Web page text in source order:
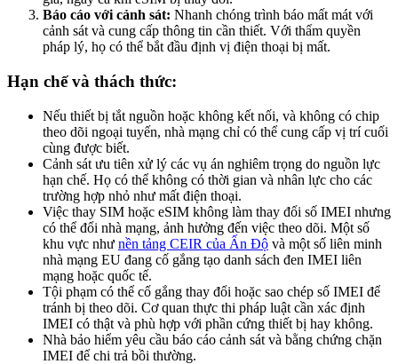
Báo cáo với cảnh sát: Nhanh chóng trình báo mất mát với
cảnh sát và cung cấp thông tin cần thiết. Với thẩm quyền
pháp lý, họ có thể bắt đầu định vị điện thoại bị mất.
Hạn chế và thách thức:
Nếu thiết bị tắt nguồn hoặc không kết nối, và không có chip
theo dõi ngoại tuyến, nhà mạng chỉ có thể cung cấp vị trí cuối
cùng được biết.
Cảnh sát ưu tiên xử lý các vụ án nghiêm trọng do nguồn lực
hạn chế. Họ có thể không có thời gian và nhân lực cho các
trường hợp nhỏ như mất điện thoại.
Việc thay SIM hoặc eSIM không làm thay đổi số IMEI nhưng
có thể đổi nhà mạng, ảnh hưởng đến việc theo dõi. Một số
khu vực như nền tảng CEIR của Ấn Độ và một số liên minh
nhà mạng EU đang cố gắng tạo danh sách đen IMEI liên
mạng hoặc quốc tế.
Tội phạm có thể cố gắng thay đổi hoặc sao chép số IMEI để
tránh bị theo dõi. Cơ quan thực thi pháp luật cần xác định
IMEI có thật và phù hợp với phần cứng thiết bị hay không.
Nhà bảo hiểm yêu cầu báo cáo cảnh sát và bằng chứng chặn
IMEI để chi trả bồi thường.